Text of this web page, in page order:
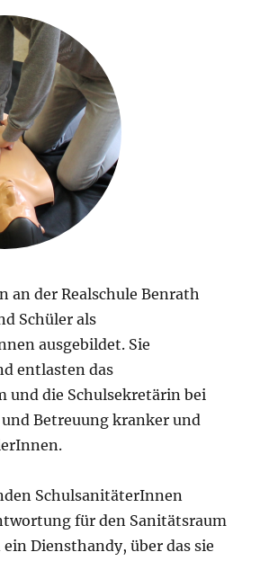
an der Realschule Benrath
Schüler als
ausgebildet. Sie
entlasten das
und die Schulsekretärin bei
Betreuung kranker und
SchulsanitäterInnen
für den Sanitätsraum
Diensthandy, über das sie